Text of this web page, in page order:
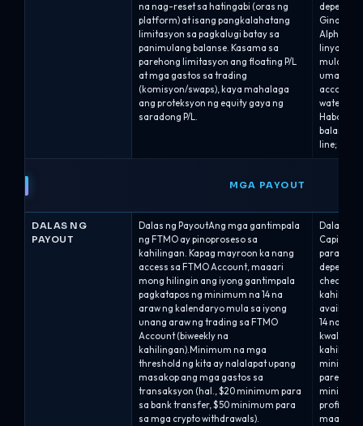
na nag-reset sa hatingabi (oras ng
platform) at isang pangkalahatang
limitasyon sa pagkalugi batay sa
panimulang balanse. Kasama sa
parehong limitasyon ang floating P/L
at mga gastos sa trading
(komisyon/swaps), kaya mahalaga
ang proteksyon ng equity gaya ng
saradong P/L.
depende
Ginagamit
Alpha
linya ng
mula sa
water
Habang
balanse,
line;
MGA PAYOUT
DALAS NG
PAYOUT
Dalas ng PayoutAng mga gantimpala
ng FTMO ay pinoproseso sa
kahilingan. Kapag mayroon ka nang
access sa FTMO Account, maaari
mong hilingin ang iyong gantimpala
pagkatapos ng minimum na 14 na
araw ng kalendaryo mula sa iyong
unang araw ng trading sa FTMO
Account (biweekly na
kahilingan).Minimum na mga
threshold ng kita ay nalalapat upang
masakop ang mga gastos sa
transaksyon (hal., $20 minimum para
sa bank transfer, $50 minimum para
sa mga crypto withdrawals).
Dalas ng
Capital
para sa
depende
available
14 na
minimum
minimum